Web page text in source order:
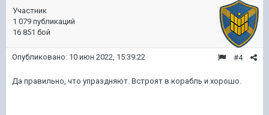
Участник
1 079 публикаций
16 851 бой
#4
Опубликовано: 10 июн 2022, 15:39:22
Да правильно, что упраздняют. Встроят в корабль и хорошо.